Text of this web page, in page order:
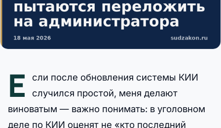
Е
сли после обновления системы КИИ
случился простой, меня делают
виноватым — важно понимать: в уголовном
деле по КИИ оценят не «кто последний